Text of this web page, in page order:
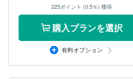
225ポイント (0.5％) 獲得
購入プランを選択
有料オプション